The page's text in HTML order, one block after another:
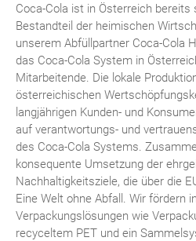
Coca-Cola ist in Österreich bereits
Bestandteil der heimischen
unserem Abfüllpartner Coca-Cola
das Coca-Cola System in
Mitarbeitende. Die lokale
österreichischen
langjährigen Kunden- und
auf verantwortungs- und
des Coca-Cola Systems.
konsequente Umsetzung der
Nachhaltigkeitsziele, die über die
Eine Welt ohne Abfall. Wir fördern
Verpackungslösungen wie
recyceltem PET und ein